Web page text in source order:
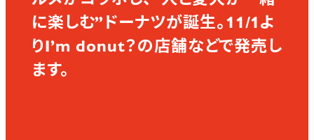
に楽しむ”ドーナツが誕生。11/1よ
りI’m donut？の店舗などで発売し
ます。